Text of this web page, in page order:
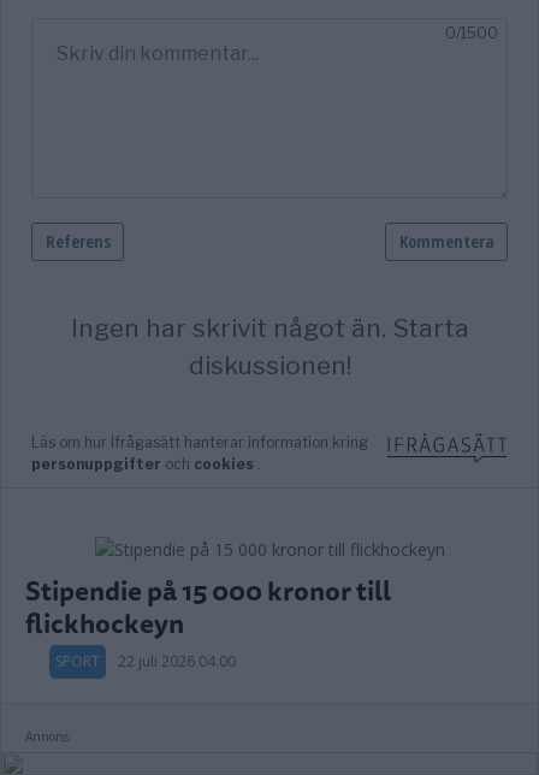
Stipendie på 15 000 kronor till
flickhockeyn
SPORT 22 juli 2026 04.00
Annons: